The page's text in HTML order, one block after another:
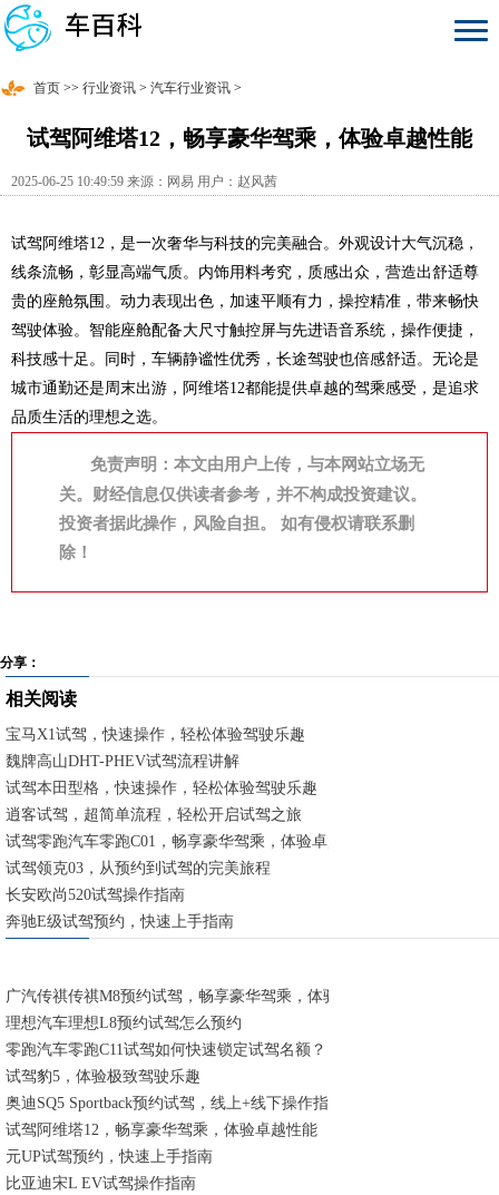
首页 >> 行业资讯 > 汽车行业资讯 >
试驾阿维塔12，畅享豪华驾乘，体验卓越性能
2025-06-25 10:49:59 来源：网易 用户：赵风茜
试驾阿维塔12，是一次奢华与科技的完美融合。外观设计大气沉稳，
线条流畅，彰显高端气质。内饰用料考究，质感出众，营造出舒适尊
贵的座舱氛围。动力表现出色，加速平顺有力，操控精准，带来畅快
驾驶体验。智能座舱配备大尺寸触控屏与先进语音系统，操作便捷，
科技感十足。同时，车辆静谧性优秀，长途驾驶也倍感舒适。无论是
城市通勤还是周末出游，阿维塔12都能提供卓越的驾乘感受，是追求
品质生活的理想之选。
免责声明：本文由用户上传，与本网站立场无
关。财经信息仅供读者参考，并不构成投资建议。
投资者据此操作，风险自担。 如有侵权请联系删
除！
分享：
相关阅读
宝马X1试驾，快速操作，轻松体验驾驶乐趣
魏牌高山DHT-PHEV试驾流程讲解
试驾本田型格，快速操作，轻松体验驾驶乐趣
逍客试驾，超简单流程，轻松开启试驾之旅
试驾零跑汽车零跑C01，畅享豪华驾乘，体验卓越性能
试驾领克03，从预约到试驾的完美旅程
长安欧尚520试驾操作指南
奔驰E级试驾预约，快速上手指南
广汽传祺传祺M8预约试驾，畅享豪华驾乘，体验卓越性能
理想汽车理想L8预约试驾怎么预约
零跑汽车零跑C11试驾如何快速锁定试驾名额？
试驾豹5，体验极致驾驶乐趣
奥迪SQ5 Sportback预约试驾，线上+线下操作指南
试驾阿维塔12，畅享豪华驾乘，体验卓越性能
元UP试驾预约，快速上手指南
比亚迪宋L EV试驾操作指南